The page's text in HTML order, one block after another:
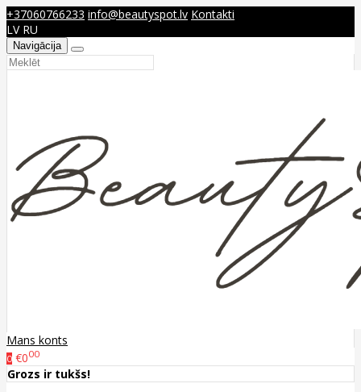
+37060766233 info@beautyspot.lv Kontakti
LV RU
Navigācija
Mans konts
0 €000
Grozs ir tukšs!